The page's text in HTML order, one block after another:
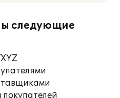
следующие